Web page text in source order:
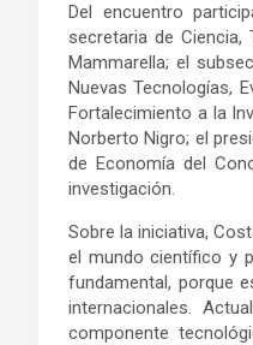
Del encuentro
secretaria de Ciencia,
Mammarella; el
Nuevas Tecnologías,
Fortalecimiento a la
Norberto Nigro; el
de Economía del
investigación.
Sobre la iniciativa,
el mundo científico y
fundamental, porque
internacionales.
componente